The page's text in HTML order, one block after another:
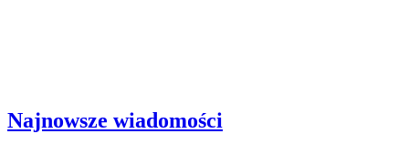
Najnowsze wiadomości